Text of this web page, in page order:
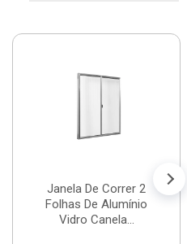
Janela De Correr 2
Folhas De Alumínio
Vidro Canela...